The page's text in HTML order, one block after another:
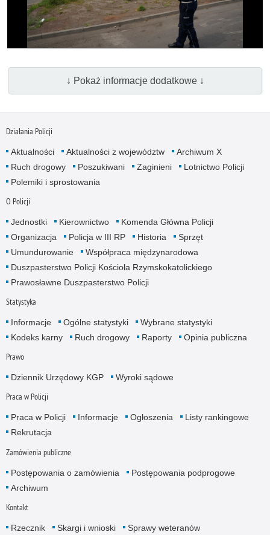
wideo
↓ Pokaż informacje dodatkowe ↓
Działania Policji
Aktualności Aktualności z województw
Archiwum X
Ruch drogowy
Poszukiwani Zaginieni
Lotnictwo Policji
Polemiki i sprostowania
O Policji
Jednostki Kierownictwo
Komenda Główna Policji
Organizacja
Policja w III RP Historia
Sprzęt
Umundurowanie
Współpraca międzynarodowa
Duszpasterstwo Policji Kościoła Rzymskokatolickiego
Prawosławne Duszpasterstwo Policji
Statystyka
Informacje Ogólne statystyki
Wybrane statystyki
Kodeks karny
Ruch drogowy Raporty Opinia publiczna
Prawo
Dziennik Urzędowy KGP Wyroki sądowe
Praca w Policji
Praca w Policji Informacje Ogłoszenia
Listy rankingowe
Rekrutacja
Zamówienia publiczne
Postępowania o zamówienia
Postępowania podprogowe
Archiwum
Kontakt
Rzecznik Skargi i wnioski Sprawy weteranów